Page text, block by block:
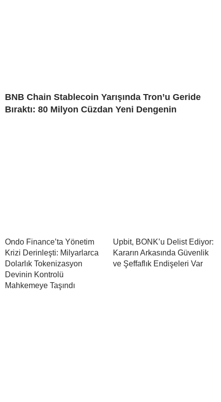
BNB Chain Stablecoin Yarışında Tron’u Geride
Bıraktı: 80 Milyon Cüzdan Yeni Dengenin
Ondo Finance’ta Yönetim
Krizi Derinleşti: Milyarlarca
Dolarlık Tokenizasyon
Devinin Kontrolü
Mahkemeye Taşındı
Upbit, BONK’u Delist Ediyor:
Kararın Arkasında Güvenlik
ve Şeffaflık Endişeleri Var